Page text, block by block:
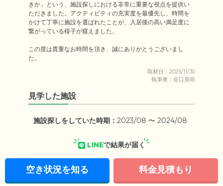
きか」という、施設探しにおける非常に重要な視点を提供い
ただきました。アクティビティの充実度を最優先し、時間を
かけて丁寧に施設を選ばれたことが、入居後の高い満足度に
繋がっている様子が窺えました。
この度は貴重なお時間を頂き、誠にありがとうございまし
た。
取材日：2025/11/30
執筆者：谷口美咲
見学した施設
施設探しをしていた時期： 2023/08 〜 2024/08
LINEで結果が届く
空き状況を知る 料金見積もり